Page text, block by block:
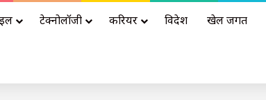
टेक्नोलॉजी करियर विदेश खेल जगत